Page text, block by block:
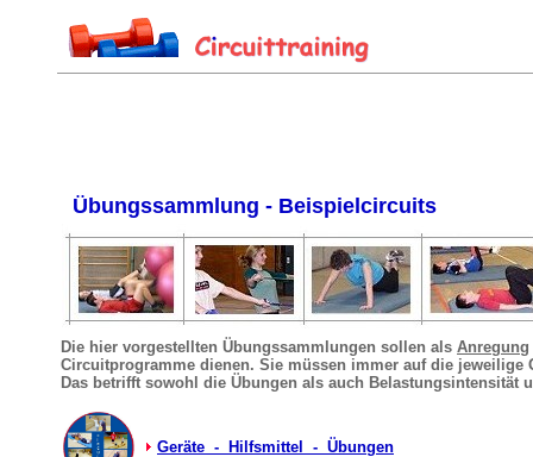
Übungssammlung - Beispielcircuits
Die hier vorgestellten Übungssammlungen sollen als Anregung
Circuitprogramme dienen. Sie müssen immer auf die jeweilige
Das betrifft sowohl die Übungen als auch Belastungsintensität
Geräte - Hilfsmittel - Übungen